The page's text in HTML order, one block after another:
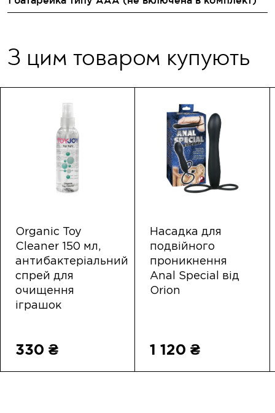
З цим товаром купують
Organic Toy
Cleaner 150 мл,
антибактеріальний
спрей для
очищення
іграшок
330 ₴
Насадка для
подвійного
проникнення
Anal Special від
Orion
1 120 ₴